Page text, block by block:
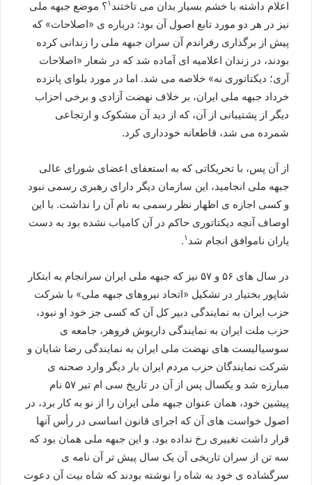
اعلام داشته با خشم بسیار بدان می تاختند ۱؟ موضع جبهه ملی
نیز در هر دو مورد تابع اصول آن بود: درباره ی «اصلاحات» که
پیش از برگذاری رفراندم آن سران جبهه ملی را زندانی کرده
بودند، در زندان اعلامیه ای آماده شد که در شعار «اصلاحات
آری؛ دیکتاتوری نه» خلاصه می شد. اما در مورد بلوای پانزده
خرداد جبهه ملی ایران، بر خلاف نهضت آزادی و برخی احزاب
دیگر از پشتیبانی از آن، که از دید آن مشکوک و ارتجاعی
شمرده می شد، قاطعانه خودداری کرد.
از آن پس، با تحریکاتی که به استعفای اعضای شورای عالی
جبهه ملی انجامید، این سازمان دیگر دارای رهبری رسمی نبود
و کسی اجازه ی اظهار نظر رسمی به نام آن را نداشت. با این
اوصاف آنچه دیکتاتوری حاکم در آن کامیاب نشده بود به دست
یاران ناموافق انجام شد ۱.
در سال های ۵۶ و ۵۷ نیز که جبهه ملی ایران سرانجام به ابتکار
شاپور بختیار در تشکیل «اتحاد نیروهای جبهه ملی» با شرکت
حزب ایران به نمایندگی دبیر کل آن که کسی جز خود او نبود،
حزب ملت ایران به نمایندگی داریوش فروهر، جامعه ی
سوسیالیست های نهضت ملی ایران به نمایندگی رضا شایان و
شرکت نمایندگان حزب مردم ایران بار دیگر وارد صحنه ی
مبارزه شد و یکسال پس از آن در تاریخ سی ام تیر ۵۷ نام
پیشین خود، همان عنوان جبهه ملی ایران را از نو به کار برد، در
اصول خواست های آن که اجرای قانون اساسی در رأس آنها
قرار داشت تغییری رخ نداده بود. و این جبهه ملی همان بود که
سه تن از سران تاریخی آن یک سال پیش تر آن نامه ی
سرگشاده ی خود به شاه را نوشته بودند که شاه بیت آن دعوت